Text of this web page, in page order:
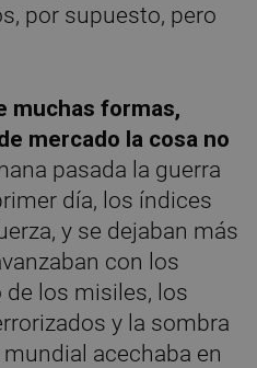
por supuesto, pero
muchas formas,
mercado la cosa no
pasada la guerra
día, los índices
y se dejaban más
con los
los misiles, los
y la sombra
acechaba en